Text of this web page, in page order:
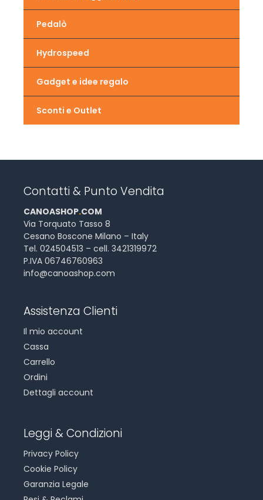
Pedalò
Hydrospeed
Gadget e idee regalo
Sconti e Outlet
Contatti & Punto Vendita
CANOASHOP.COM
Via Torquato Tasso 8
Cesano Boscone Milano – Italy
Tel. 024504513 – cell. 3421319972
P.IVA 06746760963
info@canoashop.com
Assistenza Clienti
Il mio account
Cassa
Carrello
Ordini
Dettagli account
Leggi & Condizioni
Privacy Policy
Cookie Policy
Garanzia Legale